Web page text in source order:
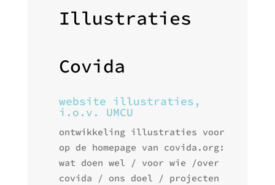
Illustraties
Covida
website illustraties,
i.o.v. UMCU
ontwikkeling illustraties voor
op de homepage van covida.org:
wat doen wel / voor wie /over
covida / ons doel / projecten